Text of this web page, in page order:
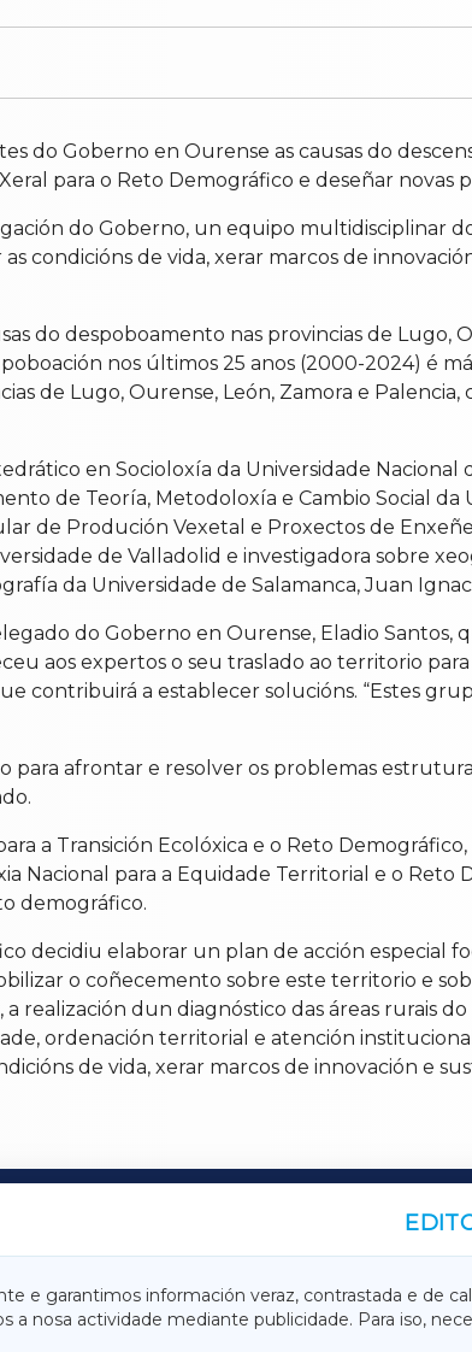
do Goberno en Ourense as causas do
para o Reto Demográfico e deseñar
do Goberno, un equipo multidisciplinar
condicións de vida, xerar marcos de
do despoboamento nas provincias de Lugo,
nos últimos 25 anos (2000-2024) é
de Lugo, Ourense, León, Zamora e Palencia,
en Socioloxía da Universidade Nacional
de Teoría, Metodoloxía e Cambio Social
de Produción Vexetal e Proxectos de
de Valladolid e investigadora sobre
da Universidade de Salamanca, Juan
do Goberno en Ourense, Eladio Santos,
aos expertos o seu traslado ao territorio
contribuirá a establecer solucións. “Estes
afrontar e resolver os problemas
a Transición Ecolóxica e o Reto
Nacional para a Equidade Territorial e o Reto
demográfico.
decidiu elaborar un plan de acción especial
o coñecemento sobre este territorio e
realización dun diagnóstico das áreas rurais
ordenación territorial e atención
de vida, xerar marcos de innovación e
e garantimos información veraz, contrastada e de
a nosa actividade mediante publicidade. Para iso,
TERRACHAXA
ACORUÑAXA